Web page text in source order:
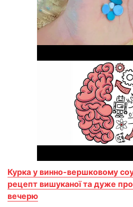
Курка у винно-вершковому
рецепт вишуканої та дуже
вечерю